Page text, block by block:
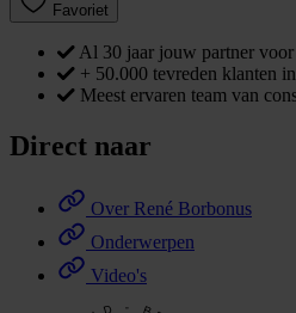
Favoriet
Al 30 jaar jouw partner voor
+ 50.000 tevreden klanten
Meest ervaren team van
Direct naar
Over René Borbonus
Onderwerpen
Video's